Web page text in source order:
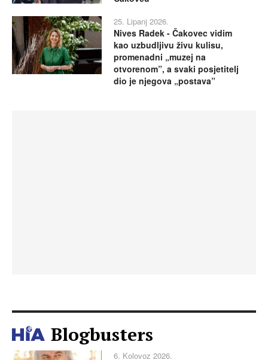
25. Lipanj 2026.
Nives Radek - Čakovec vidim
kao uzbudljivu živu kulisu,
promenadni „muzej na
otvorenom”, a svaki posjetitelj
dio je njegova „postava”
Blogbusters
6. Kolovoz 2026.